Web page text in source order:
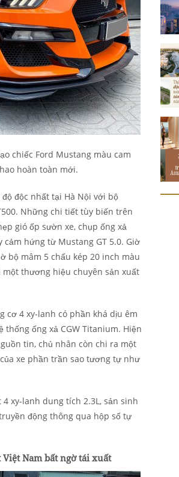
chiếc Ford Mustang màu cam
hoàn toàn mới.
độc nhất tại Hà Nội với bộ
Những chi tiết tùy biến trên
gió ốp sườn xe, chụp ống xả
cảm hứng từ Mustang GT 5.0. Giờ
bộ mâm 5 chấu kép 20 inch màu
một thương hiệu chuyên sản xuất
cơ 4 xy-lanh có phần khá dịu êm
ống xả CGW Titanium. Hiện
tin, chủ nhân còn chi ra một
xe phần trần sao tương tự như
xy-lanh dung tích 2.3L, sản sinh
động thông qua hộp số tự
Nam bất ngờ tái xuất